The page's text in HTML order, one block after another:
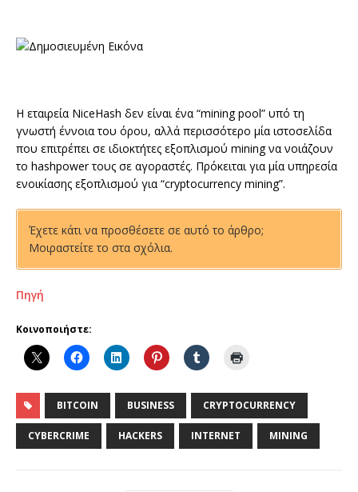
Η εταιρεία NiceHash δεν είναι ένα “mining pool” υπό τη
γνωστή έννοια του όρου, αλλά περισσότερο μία ιστοσελίδα
που επιτρέπει σε ιδιοκτήτες εξοπλισμού mining να νοιάζουν
το hashpower τους σε αγοραστές. Πρόκειται για μία υπηρεσία
ενοικίασης εξοπλισμού για “cryptocurrency mining”.
Έχετε κάτι να προσθέσετε σε αυτό το άρθρο;
Μοιραστείτε το στα σχόλια.
Πηγή
Κοινοποιήστε:
BITCOIN BUSINESS CRYPTOCURRENCY
CYBERCRIME HACKERS INTERNET MINING